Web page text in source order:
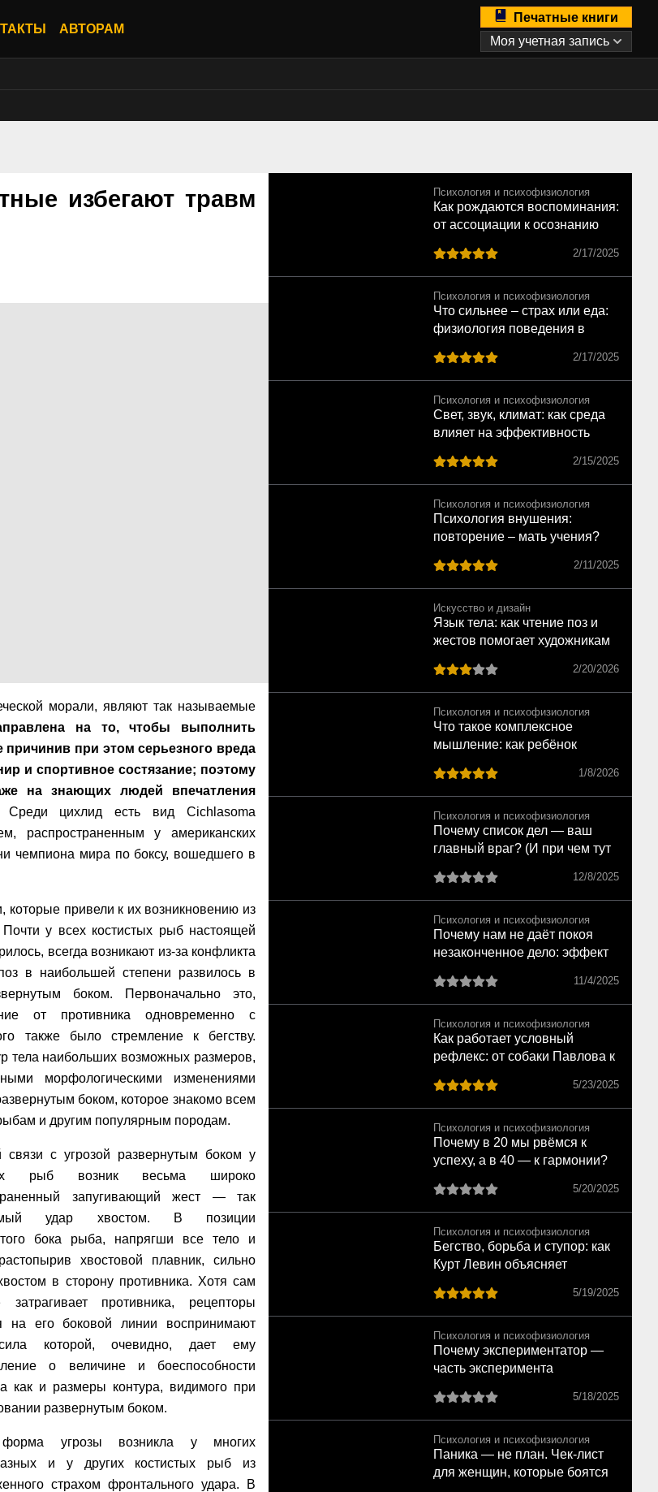
АВТОРАМ
Печатные книги
Моя учетная запись
избегают травм
морали, являют так называемые
на то, чтобы выполнить
при этом серьезного вреда
и спортивное состязание; поэтому
на знающих людей впечатления
Среди цихлид есть вид Cichlasoma
распространенным у американских
чемпиона мира по боксу, вошедшего в
которые привели к их возникновению из
у всех костистых рыб настоящей
всегда возникают из-за конфликта
в наибольшей степени развилось в
боком. Первоначально это,
от противника одновременно с
также было стремление к бегству.
тела наибольших возможных размеров,
морфологическими изменениями
боком, которое знакомо всем
и другим популярным породам.
связи с угрозой развернутым боком у
рыб возник весьма широко
запугивающий жест — так
удар хвостом. В позиции
бока рыба, напрягши все тело и
хвостовой плавник, сильно
в сторону противника. Хотя сам
противника, рецепторы
на его боковой линии воспринимают
которой, очевидно, дает ему
о величине и боеспособности
как и размеры контура, видимого при
развернутым боком.
угрозы возникла у многих
и у других костистых рыб из
страхом фронтального удара. В
Психология и психофизиология
Как рождаются воспоминания:
от ассоциации к осознанию
2/17/2025
Психология и психофизиология
Что сильнее – страх или еда:
физиология поведения в
2/17/2025
Психология и психофизиология
Свет, звук, климат: как среда
влияет на эффективность
2/15/2025
Психология и психофизиология
Психология внушения:
повторение – мать учения?
2/11/2025
Искусство и дизайн
Язык тела: как чтение поз и
жестов помогает художникам
2/20/2026
Психология и психофизиология
Что такое комплексное
мышление: как ребёнок
понятиям по Выготскому
1/8/2026
Психология и психофизиология
Почему список дел — ваш
главный враг? (И при чем тут
12/8/2025
Психология и психофизиология
Почему нам не даёт покоя
незаконченное дело: эффект
Курту Левину
11/4/2025
Психология и психофизиология
Как работает условный
рефлекс: от собаки Павлова к
5/23/2025
Психология и психофизиология
Почему в 20 мы рвёмся к
успеху, а в 40 — к гармонии?
желания
5/20/2025
Психология и психофизиология
Бегство, борьба и ступор: как
Курт Левин объясняет
жизни
5/19/2025
Психология и психофизиология
Почему экспериментатор —
часть эксперимента
5/18/2025
Психология и психофизиология
Паника — не план. Чек-лист
для женщин, которые боятся